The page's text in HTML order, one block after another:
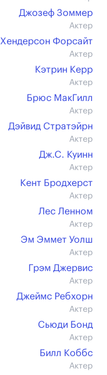
Джозеф Зоммер
Актер
Хендерсон Форсайт
Актер
Кэтрин Керр
Актер
Брюс МакГилл
Актер
Дэйвид Стратэйрн
Актер
Дж.С. Куинн
Актер
Кент Бродхерст
Актер
Лес Ленном
Актер
Эм Эммет Уолш
Актер
Грэм Джервис
Актер
Джеймс Ребхорн
Актер
Сьюди Бонд
Актер
Билл Коббс
Актер